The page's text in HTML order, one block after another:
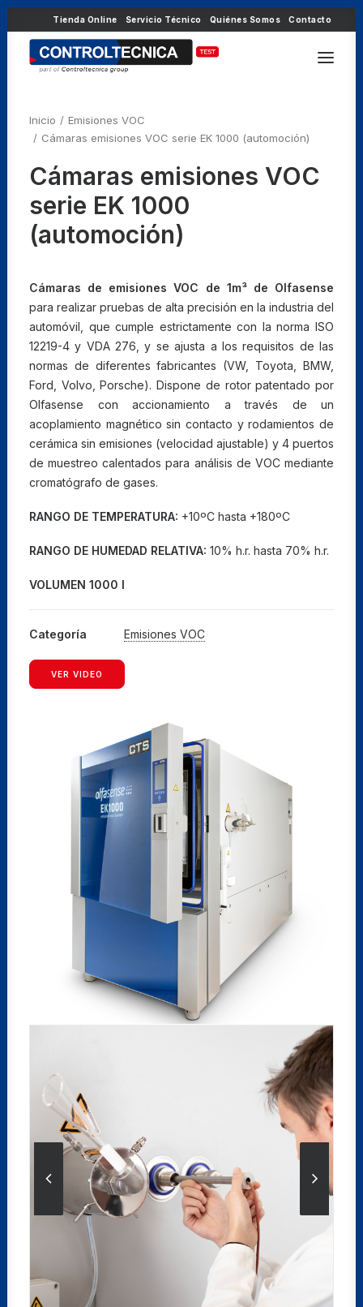
Tienda Online Servicio Técnico Quiénes Somos Contacto
Inicio
Emisiones VOC
Cámaras emisiones VOC serie EK 1000 (automoción)
Cámaras emisiones VOC
serie EK 1000
(automoción)
Cámaras de emisiones VOC de 1m³ de Olfasense
para realizar pruebas de alta precisión en la industria del
automóvil, que cumple estrictamente con la norma ISO
12219-4 y VDA 276, y se ajusta a los requisitos de las
normas de diferentes fabricantes (VW, Toyota, BMW,
Ford, Volvo, Porsche). Dispone de rotor patentado por
Olfasense con accionamiento a través de un
acoplamiento magnético sin contacto y rodamientos de
cerámica sin emisiones (velocidad ajustable) y 4 puertos
de muestreo calentados para análisis de VOC mediante
cromatógrafo de gases.
RANGO DE TEMPERATURA: +10ºC hasta +180ºC
RANGO DE HUMEDAD RELATIVA: 10% h.r. hasta 70% h.r.
VOLUMEN 1000 l
Categoría Emisiones VOC
VER VIDEO